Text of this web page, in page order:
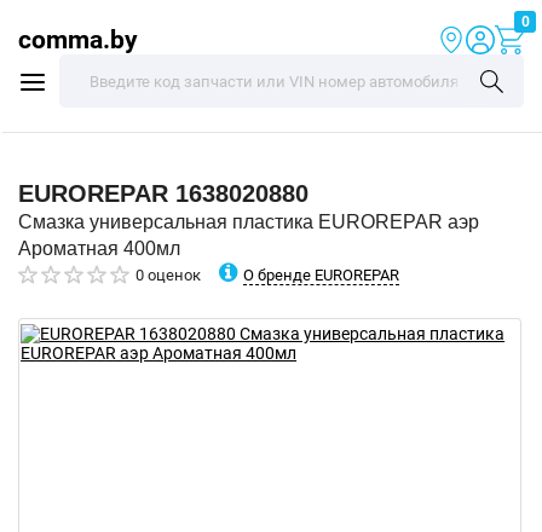
comma.by
0
EUROREPAR 1638020880
Смазка универсальная пластика EUROREPAR аэр
Ароматная 400мл
0 оценок О бренде EUROREPAR